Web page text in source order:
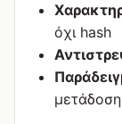
όχι hash
μετάδοση